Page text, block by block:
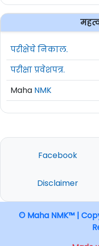
परीक्षेचे निकाल.
परीक्षा प्रवेशपत्र.
Maha NMK
Facebook
Disclaimer
© Maha NMK™ |